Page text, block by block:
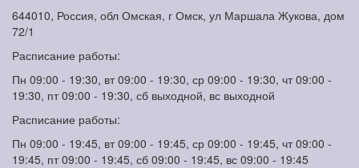
644010, Россия, обл Омская, г Омск, ул Маршала Жукова, дом
72/1
Расписание работы:
Пн 09:00 - 19:30, вт 09:00 - 19:30, ср 09:00 - 19:30, чт 09:00 -
19:30, пт 09:00 - 19:30, сб выходной, вс выходной
Расписание работы:
Пн 09:00 - 19:45, вт 09:00 - 19:45, ср 09:00 - 19:45, чт 09:00 -
19:45, пт 09:00 - 19:45, сб 09:00 - 19:45, вс 09:00 - 19:45